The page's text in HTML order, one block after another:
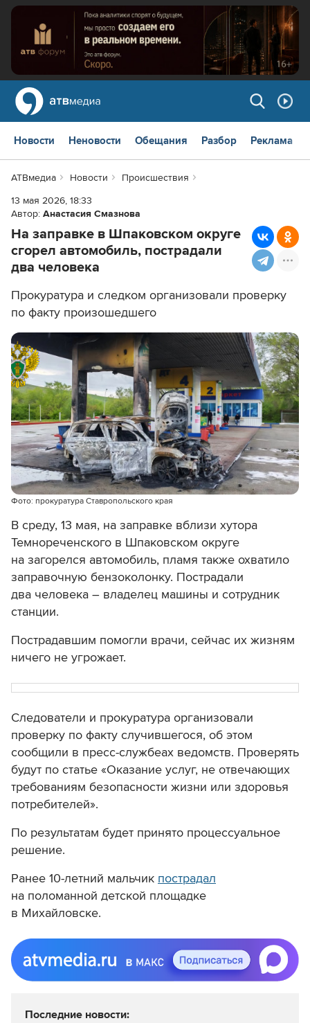
Новости Неновости Обещания Разбор Реклама
АТВмедиа Новости
Происшествия
13 мая 2026, 18:33
Автор: Анастасия Смазнова
На заправке в Шпаковском округе
сгорел автомобиль, пострадали
два человека
Прокуратура и следком организовали проверку
по факту произошедшего
Фото: прокуратура Ставропольского края
В среду, 13 мая, на заправке вблизи хутора
Темнореченского в Шпаковском округе
на загорелся автомобиль, пламя также охватило
заправочную бензоколонку. Пострадали
два человека – владелец машины и сотрудник
станции.
Пострадавшим помогли врачи, сейчас их жизням
ничего не угрожает.
Следователи и прокуратура организовали
проверку по факту случившегося, об этом
сообщили в пресс-службеах ведомств. Проверять
будут по статье «Оказание услуг, не отвечающих
требованиям безопасности жизни или здоровья
потребителей».
По результатам будет принято процессуальное
решение.
Ранее 10-летний мальчик пострадал
на поломанной детской площадке
в Михайловске.
Последние новости: